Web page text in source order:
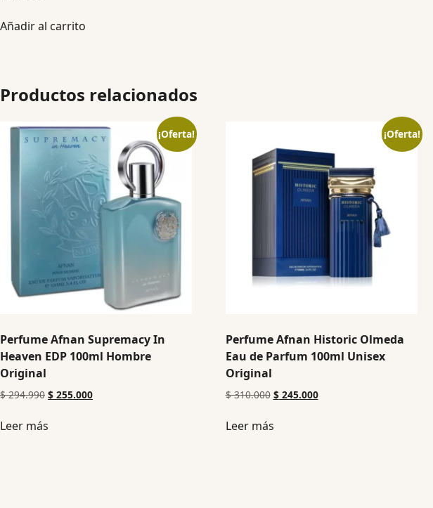
Añadir al carrito
Productos relacionados
¡Oferta!
Perfume Afnan Supremacy In
Heaven EDP 100ml Hombre
Original
$294.990 $ 255.000
Leer más
¡Oferta!
Perfume Afnan Historic Olmeda
Eau de Parfum 100ml Unisex
Original
$310.000 $245.000
Leer más